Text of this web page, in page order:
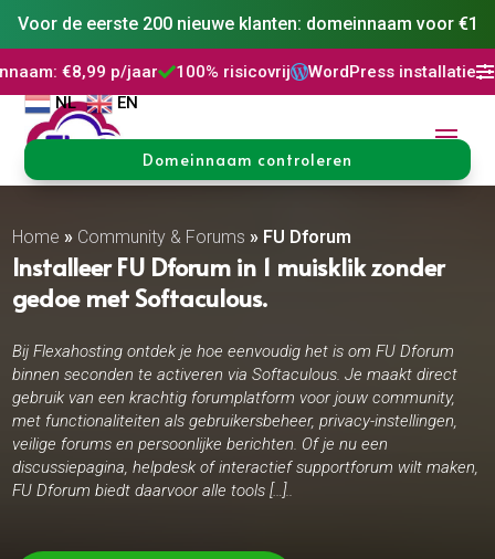
Voor de eerste 200 nieuwe klanten: domeinnaam voor €1
p/jaar 100% risicovrijWordPress installatieDNS Beheer
NL EN
Domeinnaam controleren
Home » Community & Forums » FU Dforum
Installeer FU Dforum in 1 muisklik zonder
gedoe met Softaculous.
Bij Flexahosting ontdek je hoe eenvoudig het is om FU Dforum
binnen seconden te activeren via Softaculous. Je maakt direct
gebruik van een krachtig forumplatform voor jouw community,
met functionaliteiten als gebruikersbeheer, privacy-instellingen,
veilige forums en persoonlijke berichten. Of je nu een
discussiepagina, helpdesk of interactief supportforum wilt maken,
FU Dforum biedt daarvoor alle tools […]..